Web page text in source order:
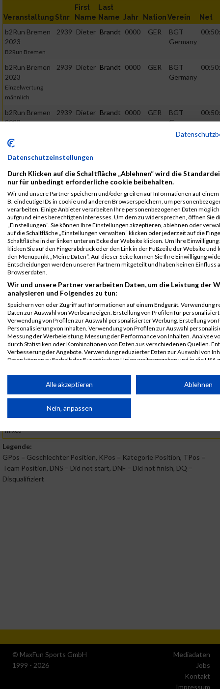
Veranstaltung Stnr
First
Name
Last
Name Jahr NationVerein Net
b2Run Bremen
2023
B2Run Bremen
2939 Dieter Brandt 0000 GER
BGT
Germany
b2Run Bremen
2023
Einzelwertung
männlich
2939 Dieter Brandt 0000 GER
BGT
Germany
b2Run Bremen
2023
männlich
2939 Dieter Brandt 0000 GER
BGT
Germany
2022
First
Last
B2Run Bremen
Einzelwertung
1409 Dieter Brandt 0000 GER
BGT
Germany
GmbH
B2Run Bremen
Einzelwertung
männlich
1409 Dieter Brandt 0000 GER
BGT
Germany
GmbH
2019
VeranstaltungStnr
First
Name
Last
Name Jahr NationVerein Net
B2Run Bremen
2019
B2Run Bremen
2575 Dieter Brandt 0000 GER
BGT
Germany
GmbH
B2Run Bremen
Einzelwertung
2575 Dieter Brandt 0000 GER
BGT
GmbH
B2Run Bremen
mixed
2575 Dieter Brandt 0000
Legende:
GPos = Geschlechter Position, KPos = Kategorie Position, TPos =
Team Position, DNS = Did not start, DNF = Did not finish, DQ =
Disqualifiziert
© MaxFun Sports GmbH
1999 - 2026
Mediadaten
Jobs
Kontakt
Impressum
Datenschutzeinstellungen
Durch Klicken auf die Schaltfläche „Ablehnen“ wird die
nur für unbedingt erforderliche cookie beibehalten.
Wir und unsere Partner speichern und/oder greifen auf Informationen auf einem
B. eindeutige IDs in cookie und anderen Browserspeichern, um
verarbeiten. Einige Anbieter verarbeiten Ihre personenbezogenen Daten
aufgrund eines berechtigten Interesses. Um dem zu widersprechen, öffnen Sie
„Einstellungen“. Sie können Ihre Einstellungen akzeptieren, ablehnen oder
auf die Schaltfläche „Einstellungen verwalten“ klicken oder jederzeit auf die
Schaltfläche in der linken unteren Ecke der Website klicken. Um Ihre
klicken Sie auf den Fingerabdruck oder den Link in der Fußzeile der Website und
den Menüpunkt „Meine Daten“. Auf dieser Seite können Sie Ihre Einwilligung
Entscheidungen werden unseren Partnern mitgeteilt und haben keinen Einfluss
Browserdaten.
Wir und unsere Partner verarbeiten Daten, um die Leistung der
analysieren und Folgendes zu tun:
Speichern von oder Zugriff auf Informationen auf einem Endgerät. Verwendung
Daten zur Auswahl von Werbeanzeigen. Erstellung von Profilen für
Verwendung von Profilen zur Auswahl personalisierter Werbung. Erstellung von
Personalisierung von Inhalten. Verwendung von Profilen zur Auswahl
Messung der Werbeleistung. Messung der Performance von Inhalten. Analyse
durch Statistiken oder Kombinationen von Daten aus verschiedenen Quellen.
Verbesserung der Angebote. Verwendung reduzierter Daten zur Auswahl von
Daten können außerhalb der Europäischen Union weitergegeben und in die USA
Partnerliste anzeigen (1 IAB-Anbieter)
Wir nutzen Ihre Daten für folgende Zwecke:
Endgerät
Verwendung reduzierter Daten zur Auswahl von
Werbeanzeigen
Messung der Werbeleistung
Messung der Performance von Inhalten
Alle akzeptieren Ablehnen
Nein, anpassen